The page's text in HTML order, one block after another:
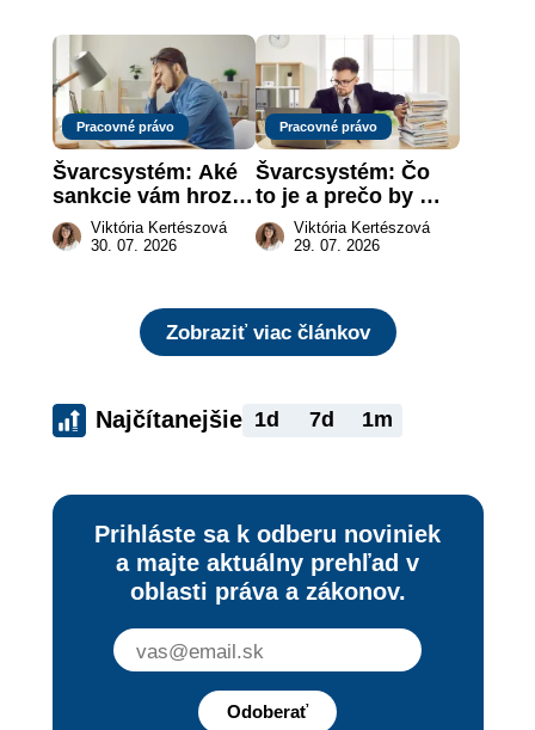
Pracovné právo
Švarcsystém: Aké
sankcie vám hrozia
a prečo nestačí
zaplatiť pokutu?
Viktória Kertészová
30. 07. 2026
Pracovné právo
Švarcsystém: Čo
to je a prečo by
vás to malo
zaujímať
Viktória Kertészová
29. 07. 2026
Zobraziť viac článkov
Najčítanejšie 1d 7d 1m
Prihláste sa k odberu noviniek
a majte aktuálny prehľad v
oblasti práva a zákonov.
Odoberať